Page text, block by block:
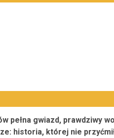
pełna gwiazd, prawdziwy
historia, której nie